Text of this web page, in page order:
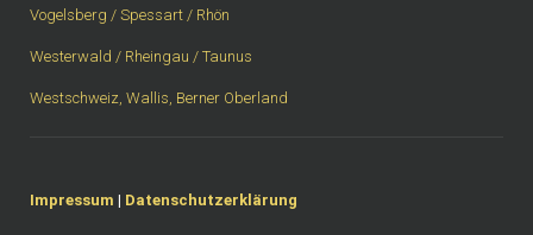
Vogelsberg / Spessart / Rhön
Westerwald / Rheingau / Taunus
Westschweiz, Wallis, Berner Oberland
Impressum | Datenschutzerklärung